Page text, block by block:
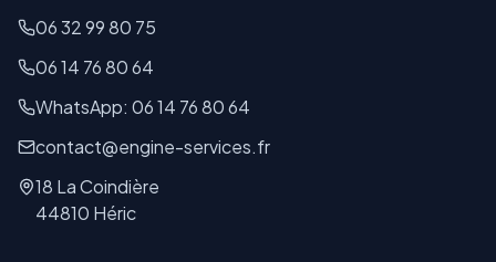
06 32 99 80 75
06 14 76 80 64
WhatsApp: 06 14 76 80 64
contact@engine-services.fr
18 La Coindière
44810 Héric